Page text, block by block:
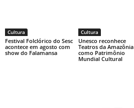
Cultura
Festival Folclórico do Sesc
acontece em agosto com
show do Falamansa
Cultura
Unesco reconhece
Teatros da Amazônia
como Patrimônio
Mundial Cultural